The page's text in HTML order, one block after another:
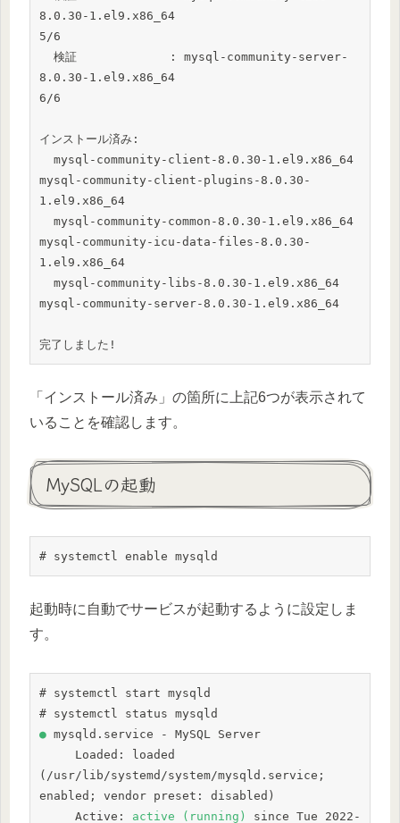
8.0.30-1.el9.x86_64
5/6
8.0.30-1.el9.x86_64
6/6
インストール済み:
mysql-community-client-plugins-8.0.30-
1.el9.x86_64
mysql-community-icu-data-files-8.0.30-
1.el9.x86_64
mysql-community-server-8.0.30-1.el9.x86_64
完了しました!
「インストール済み」の箇所に上記6つが表示されて
いることを確認します。
MySQLの起動
# systemctl enable mysqld
起動時に自動でサービスが起動するように設定しま
す。
# systemctl start mysqld
● mysqld.service - MySQL Server
(/usr/lib/systemd/system/mysqld.service;
enabled; vendor preset: disabled)
     Active:
active (running) since Tue 2022-